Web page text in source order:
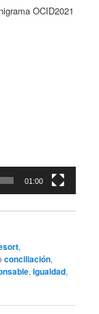
OCID2021
01:00
,
conciliación,
,igualdad,